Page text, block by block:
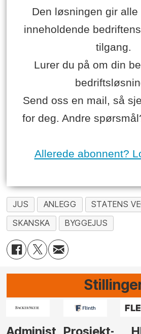
Den løsningen gir alle
inneholdende
tilgang.
Lurer du på om din
Send oss en mail, så
for deg. Andre
Allerede abonnent?
JUS ANLEGG
STATENS
SKANSKA
BYGGEJUS